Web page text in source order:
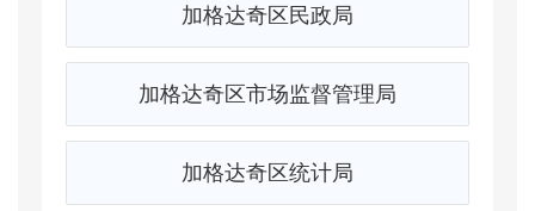
加格达奇区民政局
加格达奇区市场监督管理局
加格达奇区统计局